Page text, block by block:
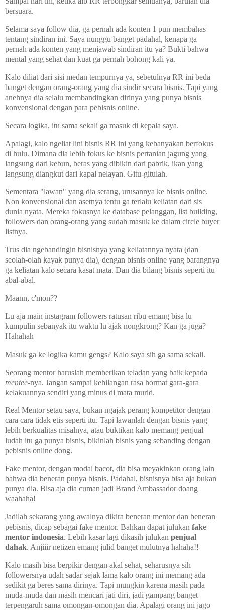
bersuara.
Selama saya follow dia, ga pernah ada konten 1 pun membahas
tentang sindiran ini. Saya nunggu banget padahal, kenapa ga
pernah ada konten yang menjawab sindiran itu ya? Bukti bahwa
mental yang sehat dan kuat ga pernah bohong kali ya.
Kalo diliat dari sisi medan tempurnya ya, sebetulnya RR ini beda
banget dengan orang-orang yang dia sindir secara bisnis. Tapi yang
anehnya dia selalu membandingkan dirinya yang punya bisnis
konvensional dengan para pebisnis online.
Secara logika, itu sama sekali ga masuk di kepala saya.
Apalagi, kalo ngeliat lini bisnis RR ini yang kebanyakan berfokus
di hulu. Dimana dia lebih fokus ke bisnis pertanian jagung yang
langsung dari kebun, beras yang dibikin dari pabrik, ikan yang
langsung diangkut dari kapal nelayan. Gitu-gitulah.
Sementara "lawan" yang dia serang, urusannya ke bisnis online.
Non konvensional dan asetnya tentu ga terlalu keliatan dari sis
dunia nyata. Mereka fokusnya ke database pelanggan, list building,
followers dan orang-orang yang sudah masuk ke dalam circle buyer
listnya.
Trus dia ngebandingin bisnisnya yang keliatannya nyata (dan
seolah-olah kayak punya dia), dengan bisnis online yang barangnya
ga keliatan kalo secara kasat mata. Dan dia bilang bisnis seperti itu
abal-abal.
Maann, c'mon??
Lu aja main instagram followers ratusan ribu emang bisa lu
kumpulin sebanyak itu waktu lu ajak nongkrong? Kan ga juga?
Hahahah
Masuk ga ke logika kamu gengs? Kalo saya sih ga sama sekali.
Seorang mentor haruslah memberikan teladan yang baik kepada
mentee-nya. Jangan sampai kehilangan rasa hormat gara-gara
kelakuannya sendiri yang minus di mata murid.
Real Mentor setau saya, bukan ngajak perang kompetitor dengan
cara cara tidak etis seperti itu. Tapi lawanlah dengan bisnis yang
lebih berkualitas misalnya, atau buktikan kalo memang penjual
ludah itu ga punya bisnis, bikinlah bisnis yang sebanding dengan
pebisnis online dong.
Fake mentor, dengan modal bacot, dia bisa meyakinkan orang lain
bahwa dia beneran punya bisnis. Padahal, bisnisnya bisa aja bukan
punya dia. Bisa aja dia cuman jadi Brand Ambassador doang
waahaha!
Jadilah sekarang yang awalnya dikira beneran mentor dan beneran
pebisnis, dicap sebagai fake mentor. Bahkan dapat julukan fake
mentor indonesia. Lebih kasar lagi dikasih julukan penjual
dahak. Anjiiir netizen emang julid banget mulutnya hahaha!!
Kalo masih bisa berpikir dengan akal sehat, seharusnya sih
followersnya udah sadar sejak lama kalo orang ini memang ada
sedikit ga beres sama dirinya. Tapi mungkin karena masih pada
muda-muda dan masih mencari jati diri, jadi gampang banget
terpengaruh sama omongan-omongan dia. Apalagi orang ini jago